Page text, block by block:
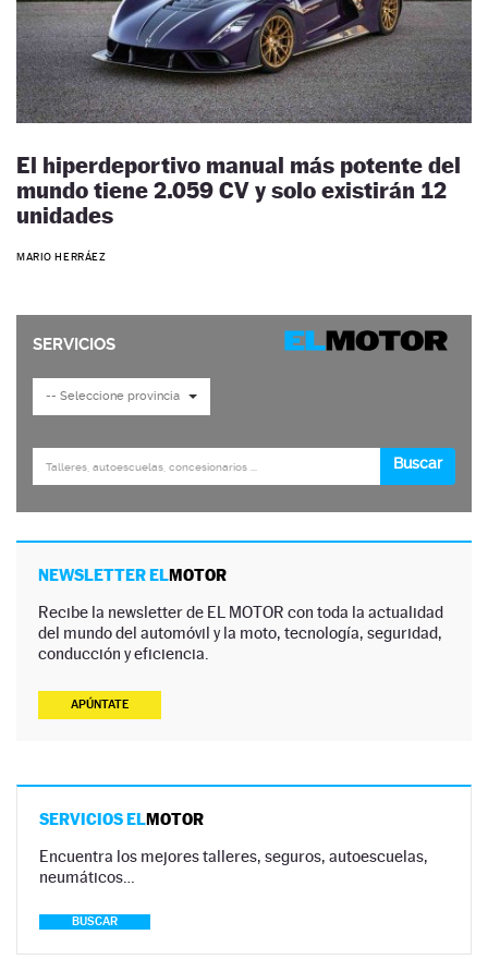
El hiperdeportivo manual más potente del
mundo tiene 2.059 CV y solo existirán 12
unidades
MARIO HERRÁEZ
NEWSLETTER ELMOTOR
Recibe la newsletter de EL MOTOR con toda la actualidad
del mundo del automóvil y la moto, tecnología, seguridad,
conducción y eficiencia.
APÚNTATE
SERVICIOS ELMOTOR
Encuentra los mejores talleres, seguros, autoescuelas,
neumáticos…
BUSCAR